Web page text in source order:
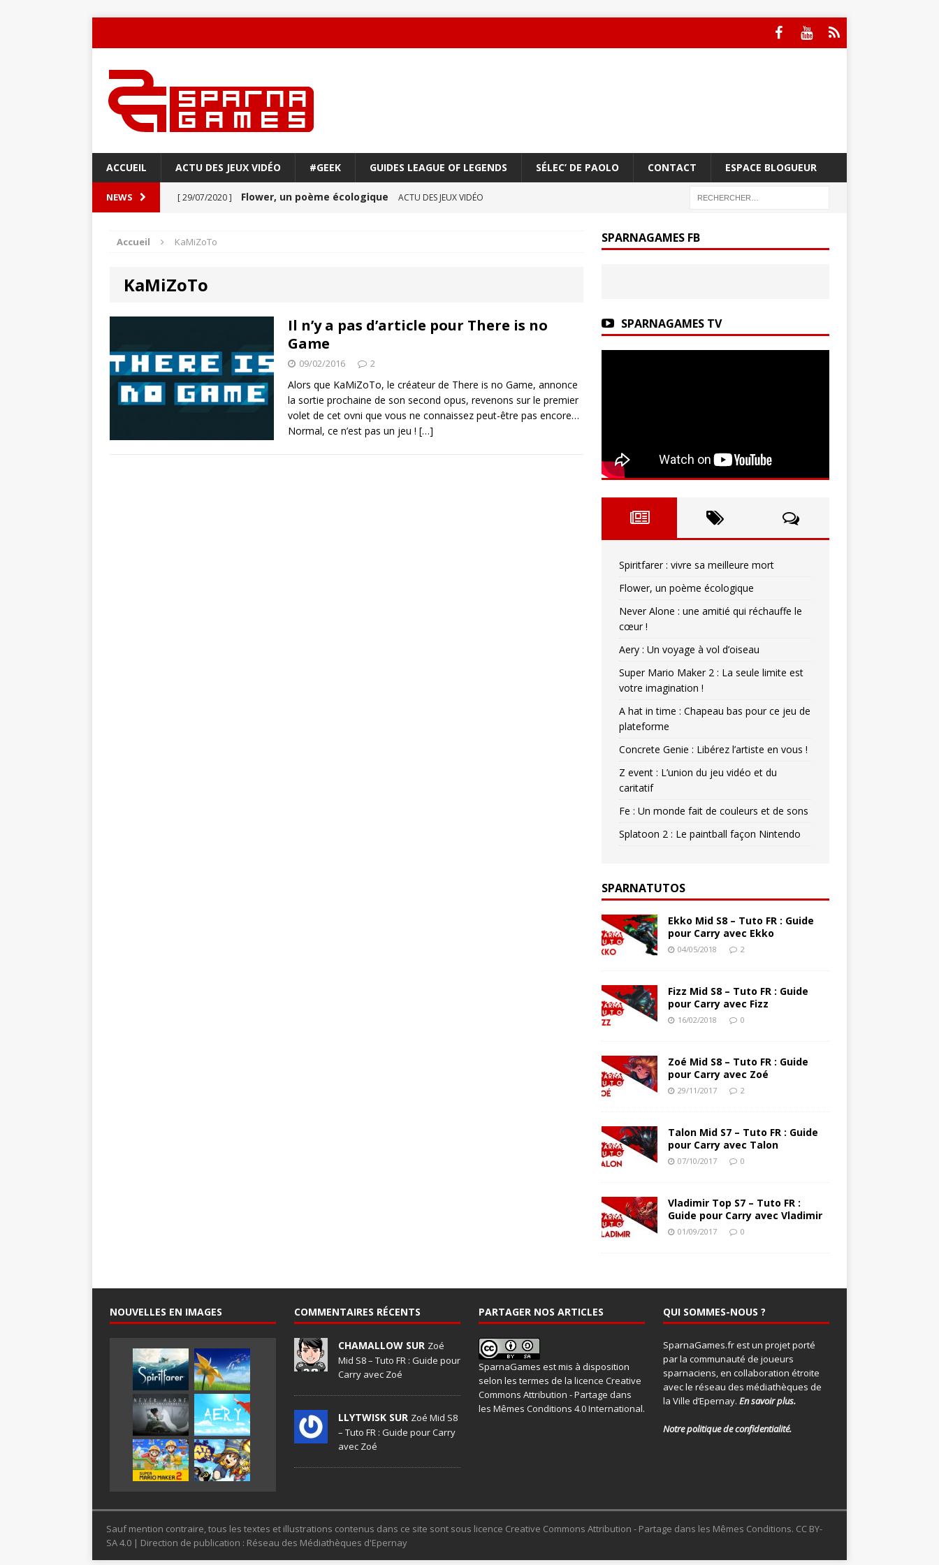
ACCUEIL ACTU DES JEUX VIDÉO #GEEK GUIDES LEAGUE OF LEGENDS SÉLEC’ DE PAOLO CONTACT ESPACE BLOGUEUR
NEWS [ 29/07/2020 ] Flower, un poème écologique ACTU DES JEUX VIDÉO
[ 21/03/2020 ]
[ 21/03/2020 ] Super Mario Maker 2 : La seule limite est votre imagination !
[ 03/10/2020 ] Spiritfarer : vivre sa meilleure mort
Accueil KaMiZoTo
KaMiZoTo
Il n’y a pas d’article pour There is no
Game
09/02/2016 2
Alors que KaMiZoTo, le créateur de There is no Game, annonce
la sortie prochaine de son second opus, revenons sur le premier
volet de cet ovni que vous ne connaissez peut-être pas encore…
Normal, ce n’est pas un jeu ! […]
SPARNAGAMES FB
SPARNAGAMES TV
Spiritfarer : vivre sa meilleure mort
Flower, un poème écologique
Never Alone : une amitié qui réchauffe le
cœur !
Aery : Un voyage à vol d’oiseau
Super Mario Maker 2 : La seule limite est
votre imagination !
A hat in time : Chapeau bas pour ce jeu de
plateforme
Concrete Genie : Libérez l’artiste en vous !
Z event : L’union du jeu vidéo et du
caritatif
Fe : Un monde fait de couleurs et de sons
Splatoon 2 : Le paintball façon Nintendo
SPARNATUTOS
Ekko Mid S8 – Tuto FR : Guide
pour Carry avec Ekko
04/05/2018 2
Fizz Mid S8 – Tuto FR : Guide
pour Carry avec Fizz
16/02/2018 0
Zoé Mid S8 – Tuto FR : Guide
pour Carry avec Zoé
29/11/2017 2
Talon Mid S7 – Tuto FR : Guide
pour Carry avec Talon
07/10/2017 0
Vladimir Top S7 – Tuto FR :
Guide pour Carry avec Vladimir
01/09/2017 0
NOUVELLES EN IMAGES COMMENTAIRES RÉCENTS
CHAMALLOW SUR Zoé
Mid S8 – Tuto FR : Guide pour
Carry avec Zoé
LLYTWISK SUR Zoé Mid S8
– Tuto FR : Guide pour Carry
avec Zoé
PARTAGER NOS ARTICLES
SparnaGames est mis à disposition
selon les termes de la licence Creative
Commons Attribution - Partage dans
les Mêmes Conditions 4.0 International.
QUI SOMMES-NOUS ?
SparnaGames.fr est un projet porté
par la communauté de joueurs
sparnaciens, en collaboration étroite
avec le réseau des médiathèques de
la Ville d’Epernay. En savoir plus.
Notre politique de confidentialité.
Sauf mention contraire, tous les textes et illustrations contenus dans ce site sont sous licence Creative Commons Attribution - Partage dans les Mêmes Conditions. CC BY-
SA 4.0 | Direction de publication : Réseau des Médiathèques d'Epernay